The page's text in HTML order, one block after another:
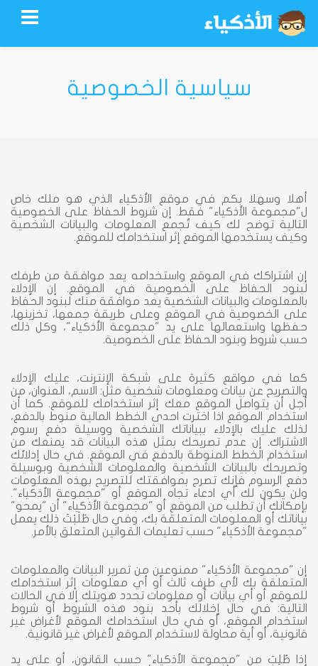
سياسية الخصوصية
أهلا وسهلا بكم في موقع الأذكياء الذي هو ملك خاص
ل"مجموعة الأذكياء" فقط. إن شروط الحفاظ على الخصوصية
التالية توضح لك كيف تُجمع المعلومات والبيانات الشخصية
وكيف يستخدمها الموقع إثر استخدامك للموقع.
إن اشتراكك في الموقع واستخدامه يعد موافقة من طرفك
لبنود الحفاظ على الخصوصية في الموقع. إن الإدلاء
بالمعلومات والبيانات الشخصية يعد موافقة منك لبنود الحفاظ
على الخصوصية في الموقع وعلى طريقة جمعها، تخزينها،
حفظها واستعمالها على يد "مجموعة الأذكياء"، وكل ذلك
حسب شروط وبنود الحفاظ على الخصوصية.
كما في مواقع كثيرة على شبكة الإنترنت، عليك الإدلاء
والتصريح عن بيانات ومعلومات شخصية مثل: الاسم، العنوان، من
أجل أن يتواصل الموقع معك إثر استخدامك للموقع. كما أن
استخدام الموقع اذا اخترت احدى الخطط المالية منوط بالدفع،
لذلك عليك بالإدلاء ببياناتك الشخصية ووسيلة دفع رسوم
الاشتراك. إن عدم تصريحك بمثل هذه البيانات قد يمنعك من
استخدام الخطط المنوطة بالدفع في الموقع. في حال إدلائك
وتصريحك بالبيانات الشخصية والمعلومات الشخصية وبوسيلة
دفع الرسوم فإنك تصرح بموافقتك للتصريح بهذه المعلومات
ولن يكون لك أي ادعاء تجاه الموقع أو "مجموعة الأذكياء".
بإمكانك أن تطلب من الموقع أو "مجموعة الأذكياء" أن "يمحو"
بياناتك أو المعلومات المتعلقة بك، وفي حال طَلَبْتَ ذلك يعمل
"مجموعة الأذكياء" حسب تعليمات القوانين المتعلق بالأمر.
إن "مجموعة الأذكياء" ممنوعين من تمرير البيانات والمعلومات
المتعلقة بك لأي طرف ثالث أو أي معلومات إثر استخدامك
للموقع أو أي بيانات أو معلومات تحدد هويتك إلا في الحالات
التالية: في حال إخلالك بأحد بنود هذه الشروط أو شروط
استخدام الموقع، أو في حال استخدامك الموقع لأغراض غير
قانونية، أو أية محاولة لاستخدام الموقع لأغراض غير قانونية.
إذا طُلِبَ من "مجموعة الأذكياء" حسب القانون، أو على يد